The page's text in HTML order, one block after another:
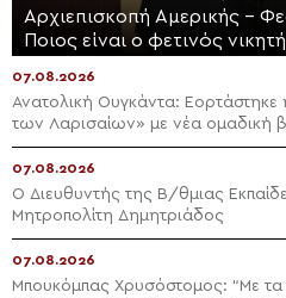
Αρχιεπισκοπή Αμερικής –
Ποιος είναι ο φετινός
07.08.2026
Ανατολική Ουγκάντα:
των Λαρισαίων» με νέα ομαδική
07.08.2026
Ο Διευθυντής της Β/θμιας
Μητροπολίτη Δημητριάδος
07.08.2026
Μπουκόμπας Χρυσόστομος: “Με τα